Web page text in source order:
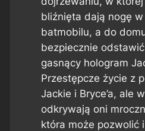
bliźnięta dają nogę
batmobilu, a do
bezpiecznie
gasnący hologram
Przestępcze życie z
Jackie i Bryce’a, ale
odkrywają oni
która może pozwolić